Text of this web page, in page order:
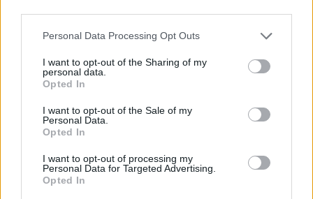
Please note that this website/app uses one or more Google
not limited to your visit or usage behaviour. You may click to
grant or deny consent to Google and its third-party tags to
use your data for below specified purposes in below Google
consent section.
Personal Data Processing Opt Outs
I want to opt-out of the Sharing of my
personal data.
Opted In
I want to opt-out of the Sale of my
Personal Data.
Opted In
I want to opt-out of processing my
Personal Data for Targeted Advertising.
Opted In
Kövess minket, és értesülj a friss hírekről a
Facebookon is!
Követem
FÓKUSZ #BULVÁR #EXTRA VIDEÓK
SÁFRÁNY EMESE